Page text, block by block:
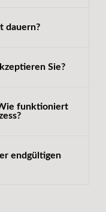
dauern?
Sie?
funktioniert
endgültigen